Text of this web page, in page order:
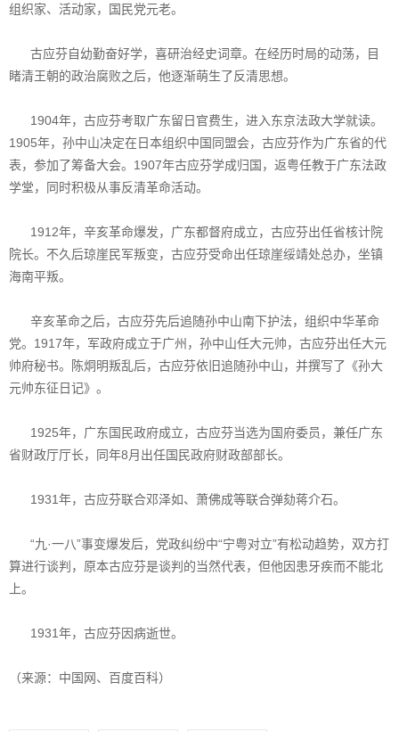
组织家、活动家，国民党元老。
古应芬自幼勤奋好学，喜研治经史词章。在经历时局的动荡，目
睹清王朝的政治腐败之后，他逐渐萌生了反清思想。
1904年，古应芬考取广东留日官费生，进入东京法政大学就读。
1905年，孙中山决定在日本组织中国同盟会，古应芬作为广东省的代
表，参加了筹备大会。1907年古应芬学成归国，返粤任教于广东法政
学堂，同时积极从事反清革命活动。
1912年，辛亥革命爆发，广东都督府成立，古应芬出任省核计院
院长。不久后琼崖民军叛变，古应芬受命出任琼崖绥靖处总办，坐镇
海南平叛。
辛亥革命之后，古应芬先后追随孙中山南下护法，组织中华革命
党。1917年，军政府成立于广州，孙中山任大元帅，古应芬出任大元
帅府秘书。陈炯明叛乱后，古应芬依旧追随孙中山，并撰写了《孙大
元帅东征日记》。
1925年，广东国民政府成立，古应芬当选为国府委员，兼任广东
省财政厅厅长，同年8月出任国民政府财政部部长。
1931年，古应芬联合邓泽如、萧佛成等联合弹劾蒋介石。
“九·一八”事变爆发后，党政纠纷中“宁粤对立”有松动趋势，双方打
算进行谈判，原本古应芬是谈判的当然代表，但他因患牙疾而不能北
上。
1931年，古应芬因病逝世。
（来源：中国网、百度百科）